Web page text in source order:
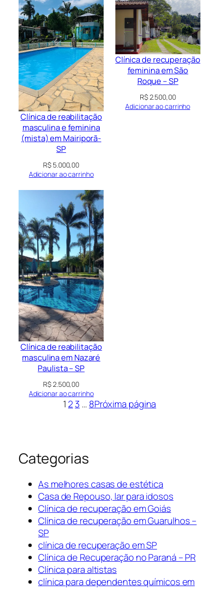
Clínica de reabilitação
masculina e feminina
(mista) em Mairiporã-
SP
R$ 5.000,00
Adicionar ao carrinho
Clínica de recuperação
feminina em São
Roque – SP
R$2.500,00
Adicionar ao carrinho
Clínica de reabilitação
masculina em Nazaré
Paulista – SP
R$2.500,00
Adicionar ao carrinho
1 23 … 8Próxima página
Categorias
As melhores casas de estética
Casa de Repouso, lar para idosos
Clínica de recuperação em Goiás
Clínica de recuperação em Guarulhos –
SP
clínica de recuperação em SP
Clínica de Recuperação no Paraná – PR
Clínica para altistas
clínica para dependentes químicos em